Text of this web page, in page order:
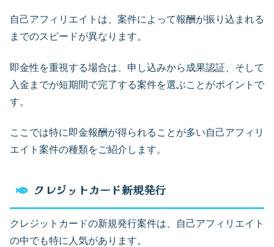
自己アフィリエイトは、案件によって報酬が振り込まれる
までのスピードが異なります。
即金性を重視する場合は、申し込みから成果認証、そして
入金までが短期間で完了する案件を選ぶことがポイントで
す。
ここでは特に即金報酬が得られることが多い自己アフィリ
エイト案件の種類をご紹介します。
クレジットカード新規発行
クレジットカードの新規発行案件は、自己アフィリエイト
の中でも特に人気があります。